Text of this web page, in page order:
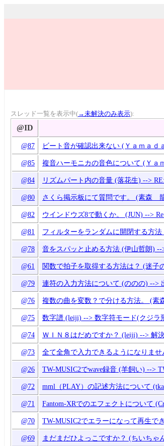
スレッド一覧を表示中(→未解決のみ表示):
@ID
@87 ビート音が確認出来ない (Ｙａｍａｄ
@85 複音ハーモニカの音色について (Ｙａ
@84 リズムパート内の音量 (落花生) -->
@80 さくら掲示板にて質問です。 (素森
@82 ウインドウズ8で動くか。 (JUN) -->
@81 フィルターをランダムに開閉する方
@78 音をスパッと止める方法 (伊山哲朗)
@61 関数で拍子を取得する方法は？ (迷子
@79 連符の入力方法について (ののの) -->
@76 複数の曲を変数？で分ける方法。 (
@75 数字譜 (leiji) --> 数字符モード(クジラ
@74 ＷＩＮ８はだめですか？ (leiji) --> 解
@73 全て全角で入力できるようになりま
@26 TW-MUSIC2でwave録音 (羊飼い) -->
@72 mml（PLAY）の記述方法について
@71 Fantom-XRでのエフェクトについて
@70 TW-MUSIC2でエラーになって再生で
@69 まだまだひよっこですか？ (ちいち